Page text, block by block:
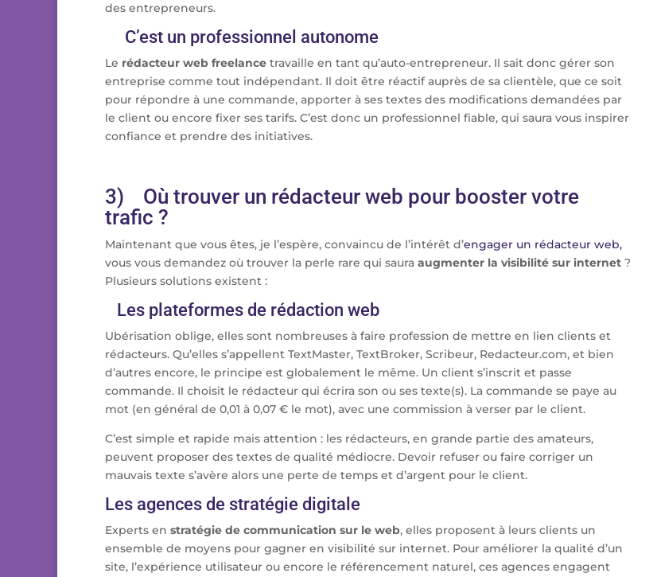
des entrepreneurs.
C’est un professionnel autonome
Le rédacteur web freelance travaille en tant qu’auto-entrepreneur. Il sait donc gérer son
entreprise comme tout indépendant. Il doit être réactif auprès de sa clientèle, que ce soit
pour répondre à une commande, apporter à ses textes des modifications demandées par
le client ou encore fixer ses tarifs. C’est donc un professionnel fiable, qui saura vous inspirer
confiance et prendre des initiatives.
3) Où trouver un rédacteur web pour booster votre
trafic ?
Maintenant que vous êtes, je l’espère, convaincu de l’intérêt d’engager un rédacteur web,
vous vous demandez où trouver la perle rare qui saura augmenter la visibilité sur internet ?
Plusieurs solutions existent :
Les plateformes de rédaction web
Ubérisation oblige, elles sont nombreuses à faire profession de mettre en lien clients et
rédacteurs. Qu’elles s’appellent TextMaster, TextBroker, Scribeur, Redacteur.com, et bien
d’autres encore, le principe est globalement le même. Un client s’inscrit et passe
commande. Il choisit le rédacteur qui écrira son ou ses texte(s). La commande se paye au
mot (en général de 0,01 à 0,07 € le mot), avec une commission à verser par le client.
C’est simple et rapide mais attention : les rédacteurs, en grande partie des amateurs,
peuvent proposer des textes de qualité médiocre. Devoir refuser ou faire corriger un
mauvais texte s’avère alors une perte de temps et d’argent pour le client.
Les agences de stratégie digitale
Experts en stratégie de communication sur le web, elles proposent à leurs clients un
ensemble de moyens pour gagner en visibilité sur internet. Pour améliorer la qualité d’un
site, l’expérience utilisateur ou encore le référencement naturel, ces agences engagent